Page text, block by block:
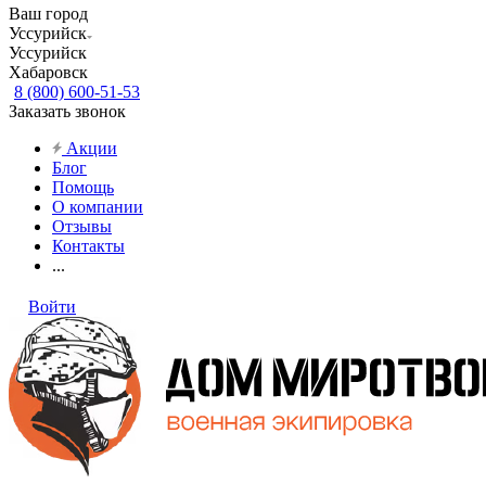
Ваш город
Уссурийск
Уссурийск
Хабаровск
8 (800) 600-51-53
Заказать звонок
Акции
Блог
Помощь
О компании
Отзывы
Контакты
...
Войти